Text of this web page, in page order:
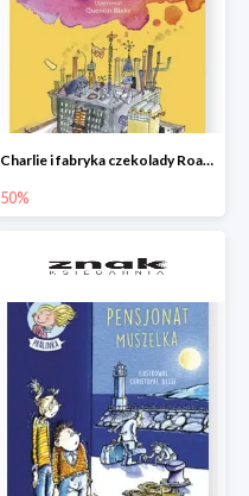
Charlie i fabryka czekolady Roald Dahl
50%